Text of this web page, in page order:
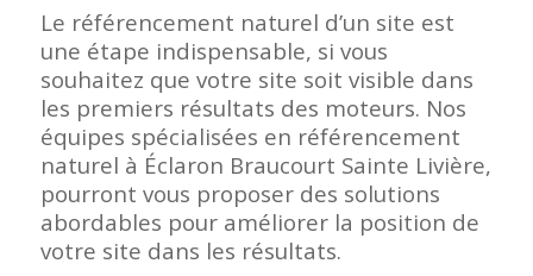
Le référencement naturel d’un site est
une étape indispensable, si vous
souhaitez que votre site soit visible dans
les premiers résultats des moteurs. Nos
équipes spécialisées en référencement
naturel à Éclaron Braucourt Sainte Livière,
pourront vous proposer des solutions
abordables pour améliorer la position de
votre site dans les résultats.